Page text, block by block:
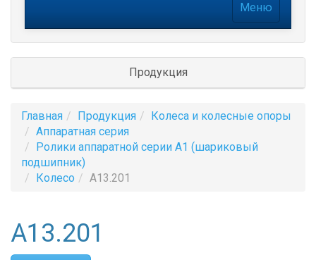
Меню
Продукция
Главная Продукция
Колеса и колесные опоры
Аппаратная серия
Ролики аппаратной серии A1 (шариковый
подшипник)
Колесо
А13.201
А13.201